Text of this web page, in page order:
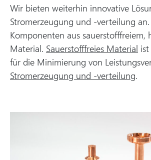
Wir bieten weiterhin innovative
Stromerzeugung und -verteilung
Komponenten aus sauerstofffreiem,
Material. Sauerstofffreies Material
für die Minimierung von
Stromerzeugung und -verteilung.